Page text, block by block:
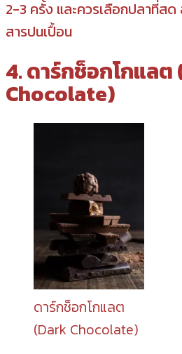
2-3 ครั้ง และควรเลือกปลาที่ส
สารปนเปื้อน
4. ดาร์กช็อกโกแลต
Chocolate)
ดาร์กช็อกโกแลต
(Dark Chocolate)